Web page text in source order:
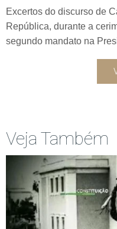
Excertos do discurso de
República, durante a
segundo mandato na
Veja Também